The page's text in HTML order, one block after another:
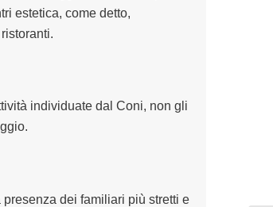
estetica, come detto,
.
individuate dal Coni, non gli
dei familiari più stretti e